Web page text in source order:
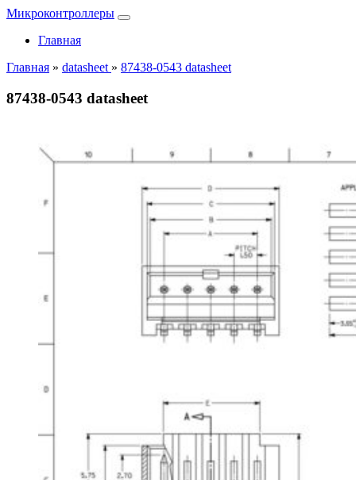
Микроконтроллеры
Главная
Главная » datasheet » 87438-0543 datasheet
87438-0543 datasheet